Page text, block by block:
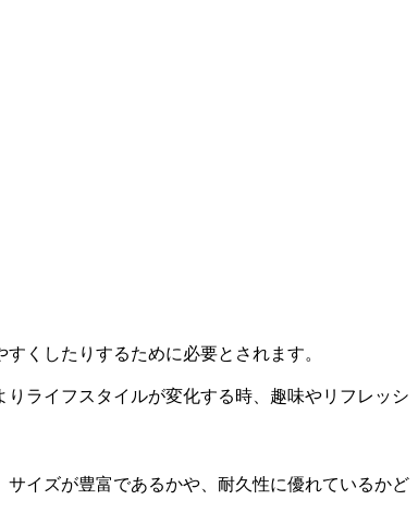
くしたりするために必要とされます。
ライフスタイルが変化する時、趣味やリフレッシ
イズが豊富であるかや、耐久性に優れているかど